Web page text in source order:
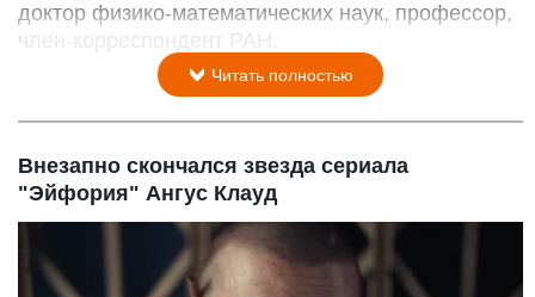
доктор физико-математических наук, профессор,
член-корреспондент РАН.
Читать полностью
Внезапно скончался звезда сериала
"Эйфория" Ангус Клауд